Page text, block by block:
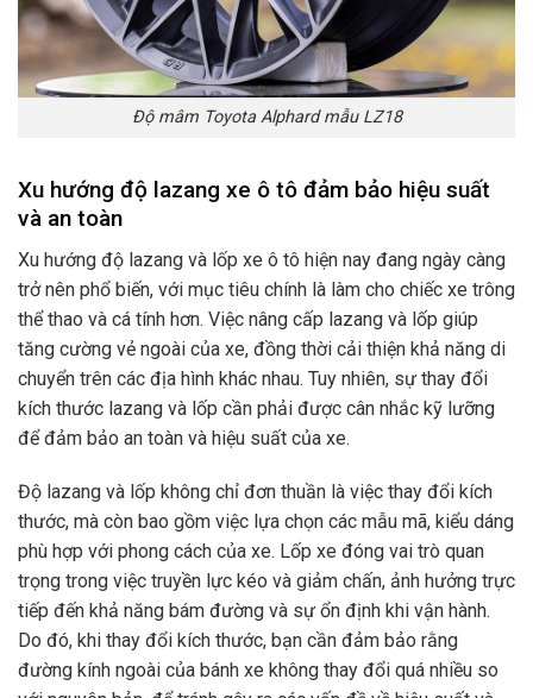
Độ mâm Toyota Alphard mẫu LZ18
Xu hướng độ lazang xe ô tô đảm bảo hiệu suất
và an toàn
Xu hướng độ lazang và lốp xe ô tô hiện nay đang ngày càng
trở nên phổ biến, với mục tiêu chính là làm cho chiếc xe trông
thể thao và cá tính hơn. Việc nâng cấp lazang và lốp giúp
tăng cường vẻ ngoài của xe, đồng thời cải thiện khả năng di
chuyển trên các địa hình khác nhau. Tuy nhiên, sự thay đổi
kích thước lazang và lốp cần phải được cân nhắc kỹ lưỡng
để đảm bảo an toàn và hiệu suất của xe.
Độ lazang và lốp không chỉ đơn thuần là việc thay đổi kích
thước, mà còn bao gồm việc lựa chọn các mẫu mã, kiểu dáng
phù hợp với phong cách của xe. Lốp xe đóng vai trò quan
trọng trong việc truyền lực kéo và giảm chấn, ảnh hưởng trực
tiếp đến khả năng bám đường và sự ổn định khi vận hành.
Do đó, khi thay đổi kích thước, bạn cần đảm bảo rằng
đường kính ngoài của bánh xe không thay đổi quá nhiều so